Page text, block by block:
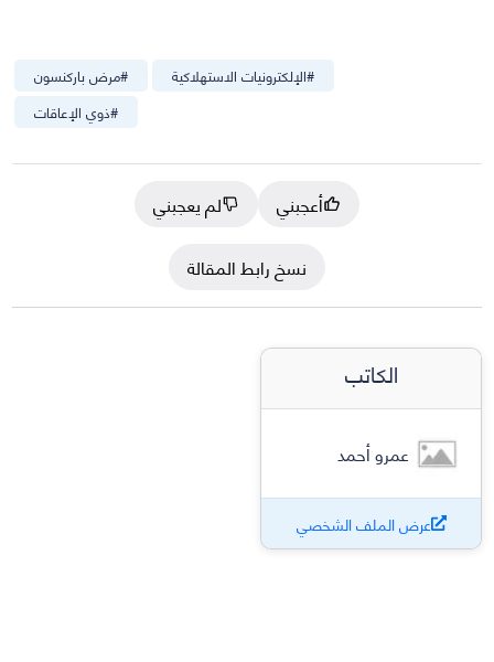
#مرض باركنسون #الإلكترونيات الاستهلاكية
#ذوي الإعاقات
أعجبني
لم يعجبني
نسخ رابط المقالة
الكاتب
عمرو أحمد
عرض الملف الشخصي